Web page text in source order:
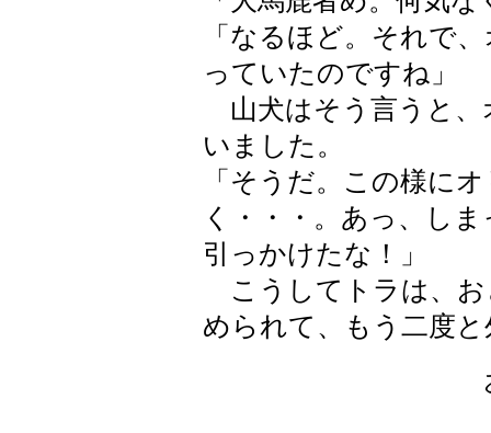
「なるほど。それで
っていたのですね」
山犬はそう言うと、
いました。
「そうだ。この様に
く・・・。あっ、し
引っかけたな！」
こうしてトラは、お
められて、もう二度